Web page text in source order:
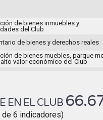
de bienes inmuebles y
del Club
de bienes y derechos reales
de bienes muebles, parque
valor económico del Club
EN EL CLUB
de 6 indicadores)